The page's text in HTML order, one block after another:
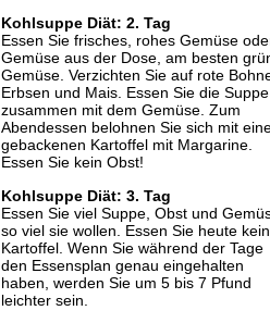
Kohlsuppe Diät: 2. Tag
Essen Sie frisches, rohes Gemüse
Gemüse aus der Dose, am besten
Gemüse. Verzichten Sie auf rote
Erbsen und Mais. Essen Sie die Suppe
zusammen mit dem Gemüse. Zum
Abendessen belohnen Sie sich mit
gebackenen Kartoffel mit Margarine.
Essen Sie kein Obst!
Kohlsuppe Diät: 3. Tag
Essen Sie viel Suppe, Obst und
so viel sie wollen. Essen Sie heute
Kartoffel. Wenn Sie während der Tage
den Essensplan genau eingehalten
haben, werden Sie um 5 bis 7 Pfund
leichter sein.